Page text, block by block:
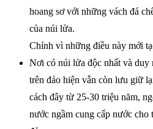
hoang sơ với những vách đá
của núi lửa.
Chính vì những điều này mới
Nơi có núi lửa độc nhất và duy
trên đảo hiện vẫn còn lưu giữ
cách đây từ 25-30 triệu năm,
nước ngầm cung cấp nước cho